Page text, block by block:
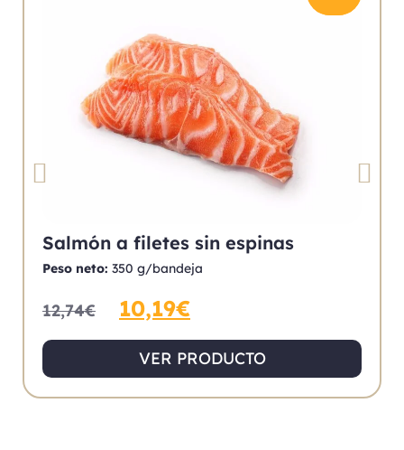
Salmón a filetes sin espinas
Peso neto: 350 g/bandeja
12,74€ 10,19€
VER PRODUCTO